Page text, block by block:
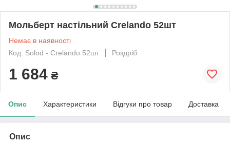
Мольберт настільний Crelando 52шт
Немає в наявності
Код: Solod - Crelando 52шт
Роздріб
1 684 ₴
Опис Характеристики Відгуки про товар Доставка
Опис